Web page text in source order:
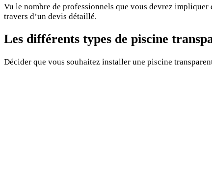
Vu le nombre de professionnels que vous devrez
travers d’un devis détaillé.
Les différents types de piscine
Décider que vous souhaitez installer une piscine